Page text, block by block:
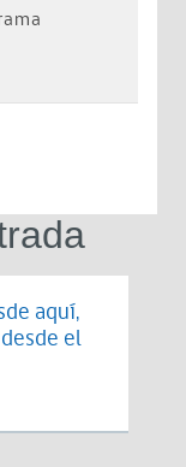
aquí,
el